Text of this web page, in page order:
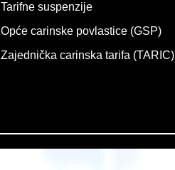
Tarifne suspenzije
Opće carinske povlastice (GSP)
Zajednička carinska tarifa (TARIC)